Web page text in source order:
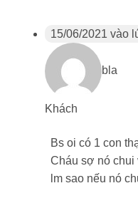
15/06/2021 vào
bla
Khách
Bs oi có 1 con
Cháu sợ nó chui
lm sao nếu nó